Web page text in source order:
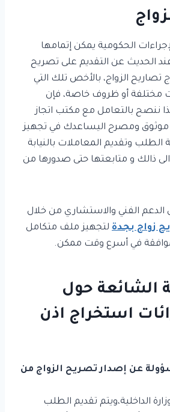
الحكومية يمكن إتمامها
الحديث عن التقديم على تصريح
الزواج، بالأخص تلك التي
مختلفة أو ظروف خاصة، فإن
ننصح بالتعامل مع مكتب اتجاز
موثوق ومصرح اليساعدك في تجهيز
الطلب وتقديم المعاملات بالنيابة
ذالك و متابعتها حتى صدورها من
الفني والاستشاري من خلال
زواج بجدة لتجهيز ملف متكامل
في أسرع وقت ممكن.
الشائعة حول
استخراج اذن
عن إصدار تصريح الزواج من
الداخلية،ويتم تقديم الطلب